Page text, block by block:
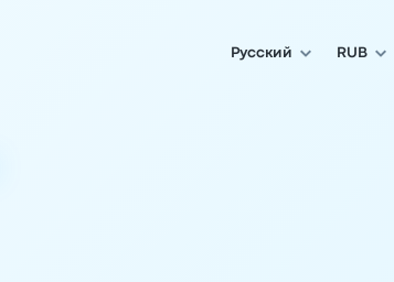
Русский RUB